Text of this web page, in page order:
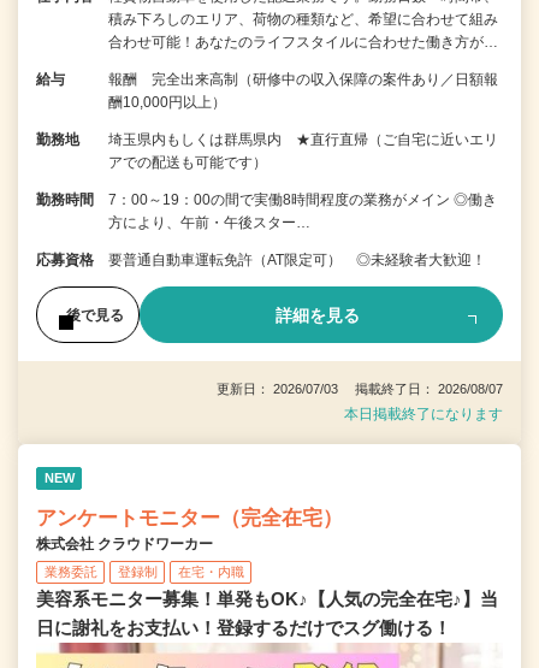
積み下ろしのエリア、荷物の種類など、希望に合わせて組み
合わせ可能！あなたのライフスタイルに合わせた働き方が…
給与
報酬 完全出来高制（研修中の収入保障の案件あり／日額報
酬10,000円以上）
勤務地
埼玉県内もしくは群馬県内 ★直行直帰（ご自宅に近いエリ
アでの配送も可能です）
勤務時間
7：00～19：00の間で実働8時間程度の業務がメイン ◎働き
方により、午前・午後スター…
応募資格 要普通自動車運転免許（AT限定可） ◎未経験者大歓迎！
後で見る 詳細を見る
更新日： 2026/07/03 掲載終了日： 2026/08/07
本日掲載終了になります
NEW
アンケートモニター（完全在宅）
株式会社 クラウドワーカー
業務委託 登録制 在宅・内職
美容系モニター募集！単発もOK♪【人気の完全在宅♪】当
日に謝礼をお支払い！登録するだけでスグ働ける！